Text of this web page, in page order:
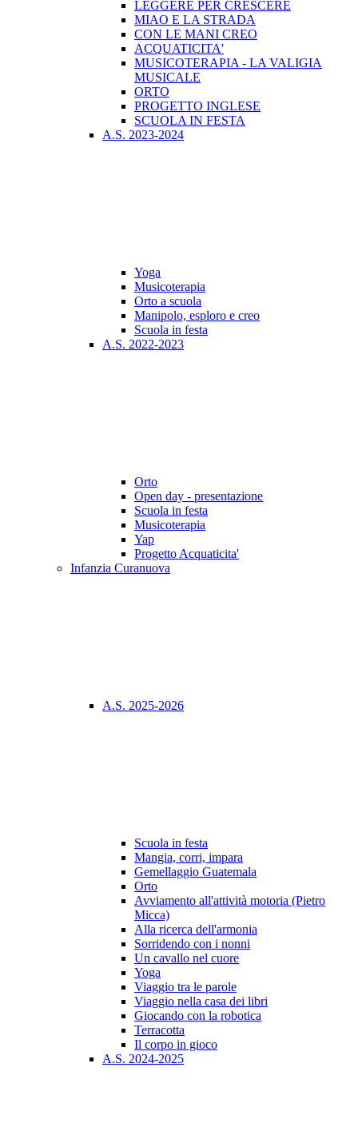
LEGGERE PER CRESCERE
MIAO E LA STRADA
CON LE MANI CREO
ACQUATICITA'
MUSICOTERAPIA - LA VALIGIA
MUSICALE
ORTO
PROGETTO INGLESE
SCUOLA IN FESTA
A.S. 2023-2024
Yoga
Musicoterapia
Orto a scuola
Manipolo, esploro e creo
Scuola in festa
A.S. 2022-2023
Orto
Open day - presentazione
Scuola in festa
Musicoterapia
Yap
Progetto Acquaticita'
Infanzia Curanuova
A.S. 2025-2026
Scuola in festa
Mangia, corri, impara
Gemellaggio Guatemala
Orto
Avviamento all'attività motoria (Pietro
Micca)
Alla ricerca dell'armonia
Sorridendo con i nonni
Un cavallo nel cuore
Yoga
Viaggio tra le parole
Viaggio nella casa dei libri
Giocando con la robotica
Terracotta
Il corpo in gioco
A.S. 2024-2025